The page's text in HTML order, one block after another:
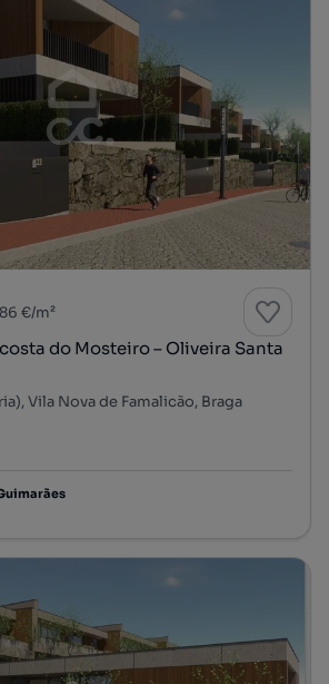
€/m²
do Mosteiro – Oliveira Santa
Vila Nova de Famalicão, Braga